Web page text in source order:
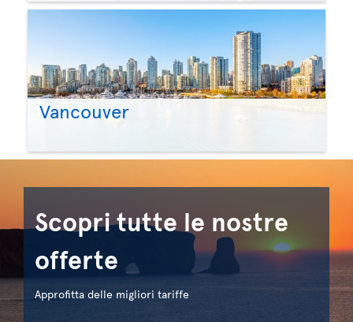
Vancouver
Scopri tutte le nostre
offerte
Approfitta delle migliori tariffe